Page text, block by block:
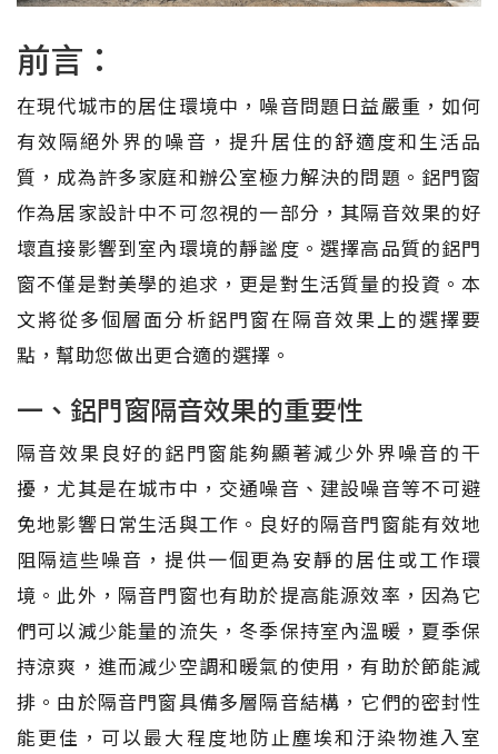
前言：
在現代城市的居住環境中，噪音問題日益嚴重，如何
有效隔絕外界的噪音，提升居住的舒適度和生活品
質，成為許多家庭和辦公室極力解決的問題。鋁門窗
作為居家設計中不可忽視的一部分，其隔音效果的好
壞直接影響到室內環境的靜謐度。選擇高品質的鋁門
窗不僅是對美學的追求，更是對生活質量的投資。本
文將從多個層面分析鋁門窗在隔音效果上的選擇要
點，幫助您做出更合適的選擇。
一、鋁門窗隔音效果的重要性
隔音效果良好的鋁門窗能夠顯著減少外界噪音的干
擾，尤其是在城市中，交通噪音、建設噪音等不可避
免地影響日常生活與工作。良好的隔音門窗能有效地
阻隔這些噪音，提供一個更為安靜的居住或工作環
境。此外，隔音門窗也有助於提高能源效率，因為它
們可以減少能量的流失，冬季保持室內溫暖，夏季保
持涼爽，進而減少空調和暖氣的使用，有助於節能減
排。由於隔音門窗具備多層隔音結構，它們的密封性
能更佳，可以最大程度地防止塵埃和汙染物進入室